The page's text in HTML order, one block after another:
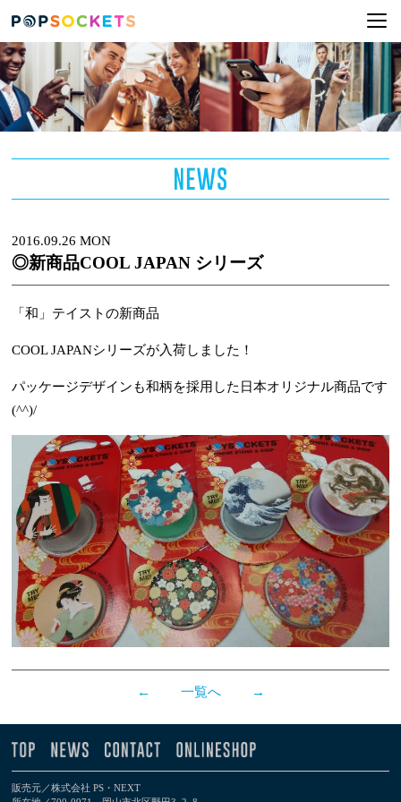
2016.09.26 MON
◎新商品COOL JAPAN シリーズ
「和」テイストの新商品
COOL JAPANシリーズが入荷しました！
パッケージデザインも和柄を採用した日本オリジナル商品です
(^^)/
← 一覧へ →
販売元／株式会社 PS・NEXT